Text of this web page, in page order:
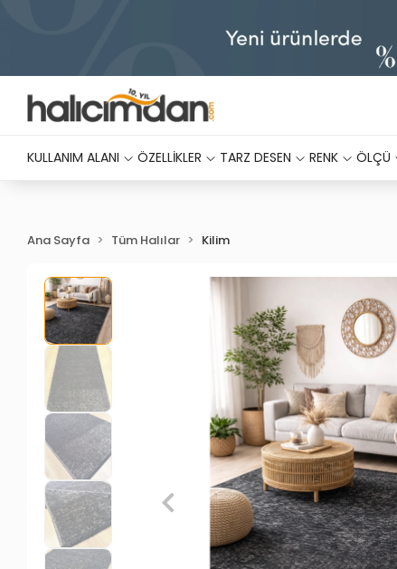
KULLANIM ALANI ÖZELLİKLER TARZ DESEN RENK ÖLÇÜ
Ana Sayfa Tüm Halılar Kilim